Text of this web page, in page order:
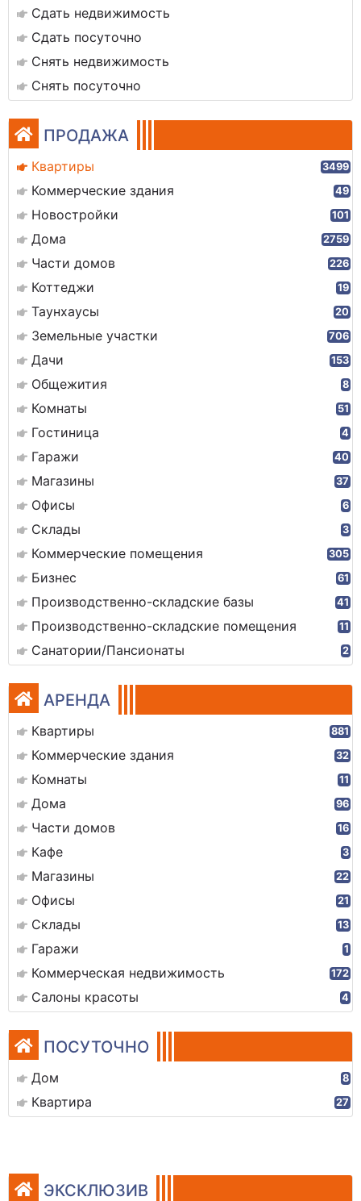
Сдать недвижимость
Сдать посуточно
Снять недвижимость
Снять посуточно
ПРОДАЖА
Квартиры 3499
Коммерческие здания 49
Новостройки 101
Дома 2759
Части домов 226
Коттеджи 19
Таунхаусы 20
Земельные участки 706
Дачи 153
Общежития 8
Комнаты 51
Гостиница 4
Гаражи 40
Магазины 37
Офисы 6
Склады 3
Коммерческие помещения 305
Бизнес 61
Производственно-складские базы 41
Производственно-складские помещения 11
Санатории/Пансионаты 2
АРЕНДА
Квартиры 881
Коммерческие здания 32
Комнаты 11
Дома 96
Части домов 16
Кафе 3
Магазины 22
Офисы 21
Склады 13
Гаражи 1
Коммерческая недвижимость 172
Салоны красоты 4
ПОСУТОЧНО
Дом 8
Квартира 27
ЭКСКЛЮЗИВ